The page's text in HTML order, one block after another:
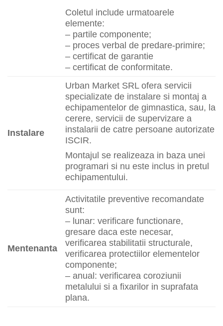
Coletul include urmatoarele
elemente:
– partile componente;
– proces verbal de predare-primire;
– certificat de garantie
– certificat de conformitate.
Instalare
Urban Market SRL ofera servicii
specializate de instalare si montaj a
echipamentelor de gimnastica, sau, la
cerere, servicii de supervizare a
instalarii de catre persoane autorizate
ISCIR.
Montajul se realizeaza in baza unei
programari si nu este inclus in pretul
echipamentului.
Mentenanta
Activitatile preventive recomandate
sunt:
– lunar: verificare functionare,
gresare daca este necesar,
verificarea stabilitatii structurale,
verificarea protectiilor elementelor
componente;
– anual: verificarea coroziunii
metalului si a fixarilor in suprafata
plana.